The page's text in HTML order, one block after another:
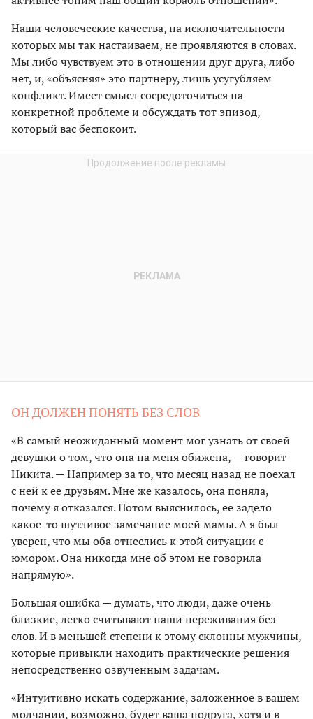
Наши человеческие качества, на исключительности
которых мы так настаиваем, не проявляются в словах.
Мы либо чувствуем это в отношении друг друга, либо
нет, и, «объясняя» это партнеру, лишь усугубляем
конфликт. Имеет смысл сосредоточиться на
конкретной проблеме и обсуждать тот эпизод,
который вас беспокоит.
ОН ДОЛЖЕН ПОНЯТЬ БЕЗ СЛОВ
«В самый неожиданный момент мог узнать от своей
девушки о том, что она на меня обижена, — говорит
Никита. — Например за то, что месяц назад не поехал
с ней к ее друзьям. Мне же казалось, она поняла,
почему я отказался. Потом выяснилось, ее задело
какое-то шутливое замечание моей мамы. А я был
уверен, что мы оба отнеслись к этой ситуации с
юмором. Она никогда мне об этом не говорила
напрямую».
Большая ошибка — думать, что люди, даже очень
близкие, легко считывают наши переживания без
слов. И в меньшей степени к этому склонны мужчины,
которые привыкли находить практические решения
непосредственно озвученным задачам.
«Интуитивно искать содержание, заложенное в вашем
молчании, возможно, будет ваша подруга, хотя и в